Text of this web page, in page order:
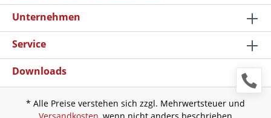
Unternehmen
Service
Downloads
* Alle Preise verstehen sich zzgl. Mehrwertsteuer und